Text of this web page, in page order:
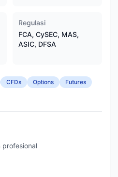
Regulasi
FCA, CySEC, MAS,
ASIC, DFSA
CFDs Options
Futures
profesional